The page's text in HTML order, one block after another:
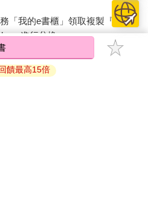
「我的e書櫃」領取複製『兌換
進行兌換。
購買的電子書僅能以金石堂專屬
饋最高15倍